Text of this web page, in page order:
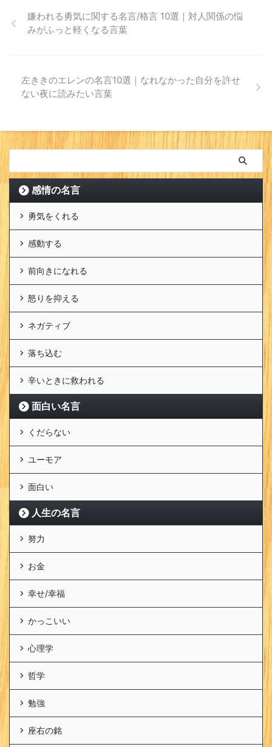
嫌われる勇気に関する名言/格言 10選｜対人関係の悩
みがふっと軽くなる言葉
左ききのエレンの名言10選｜なれなかった自分を許せ
ない夜に読みたい言葉
感情の名言
勇気をくれる
感動する
前向きになれる
怒りを抑える
ネガティブ
落ち込む
辛いときに救われる
面白い名言
くだらない
ユーモア
面白い
人生の名言
努力
お金
幸せ/幸福
かっこいい
心理学
哲学
勉強
座右の銘